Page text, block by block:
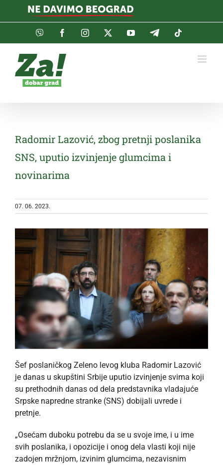
Viber FacebookInstagramTwitterYouTubeTelegram
Radomir Lazović, zbog pretnji poslanika
SNS, uputio izvinjenje glumcima i
novinarima
07. 06. 2023.
Šef poslaničkog Zeleno levog kluba Radomir Lazović
je danas u skupštini Srbije uputio izvinjenje svima koji
su prethodnih danas od dela predstavnika vladajuće
Srpske napredne stranke (SNS) dobijali uvrede i
pretnje.
„Osećam duboku potrebu da se u svoje ime, i u ime
svih poslanika, i opozicije i onog dela vlasti koji nije
zadojen mržnjom, izvinim glumcima, nezavisnim